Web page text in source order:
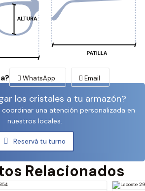
WhatsApp Email
los cristales a tu armazón?
una atención personalizada en
nuestros locales.
Reservá tu turno
Relacionados